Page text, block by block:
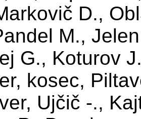
D.,
M.,
G., Koturov
kosec,
Ujčič -.,